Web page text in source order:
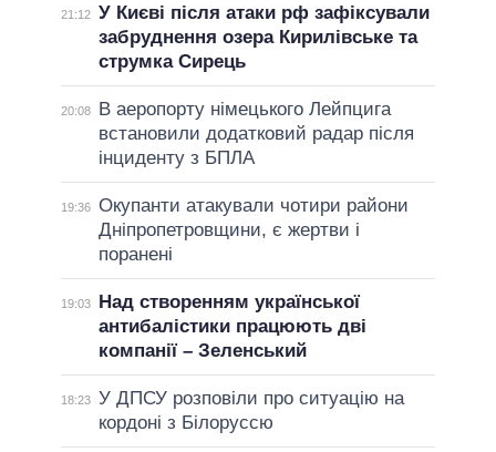
21:12 У Києві після атаки рф зафіксували
забруднення озера Кирилівське та
струмка Сирець
20:08
В аеропорту німецького Лейпцига
встановили додатковий радар після
інциденту з БПЛА
19:36 Окупанти атакували чотири райони
Дніпропетровщини, є жертви і
поранені
19:03
Над створенням української
антибалістики працюють дві
компанії – Зеленський
18:23 У ДПСУ розповіли про ситуацію на
кордоні з Білоруссю